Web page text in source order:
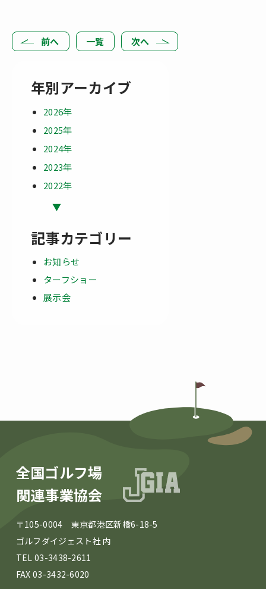
前へ 一覧 次へ
年別アーカイブ
2026年
2025年
2024年
2023年
2022年
2021年
2018年
2017年
2016年
2015年
▼
記事カテゴリー
お知らせ
ターフショー
展示会
全国ゴルフ場
関連事業協会
〒105-0004 東京都港区新橋6-18-5
ゴルフダイジェスト社 内
TEL 03-3438-2611
FAX 03-3432-6020